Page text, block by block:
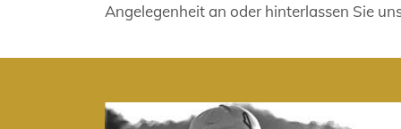
Angelegenheit an oder hinterlassen Sie